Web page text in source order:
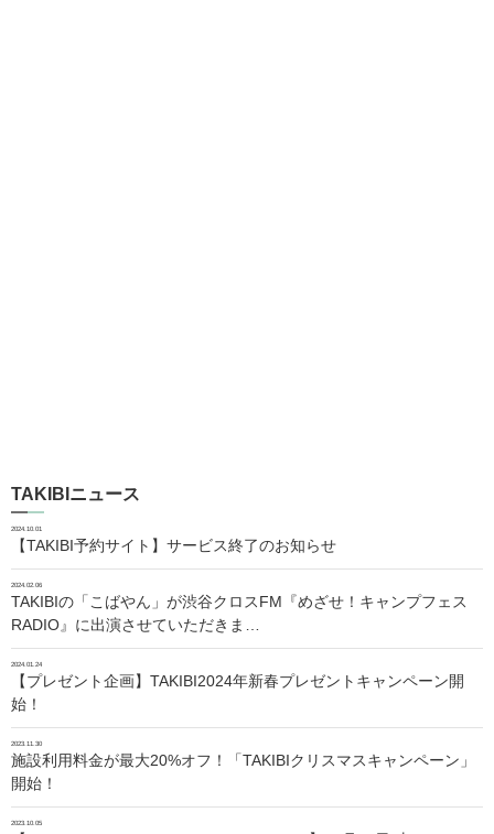
TAKIBIニュース
2024.10.01
【TAKIBI予約サイト】サービス終了のお知らせ
2024.02.06
TAKIBIの「こばやん」が渋谷クロスFM『めざせ！キャンプフェス
RADIO』に出演させていただきま…
2024.01.24
【プレゼント企画】TAKIBI2024年新春プレゼントキャンペーン開
始！
2023.11.30
施設利用料金が最大20%オフ！「TAKIBIクリスマスキャンペーン」
開始！
2023.10.05